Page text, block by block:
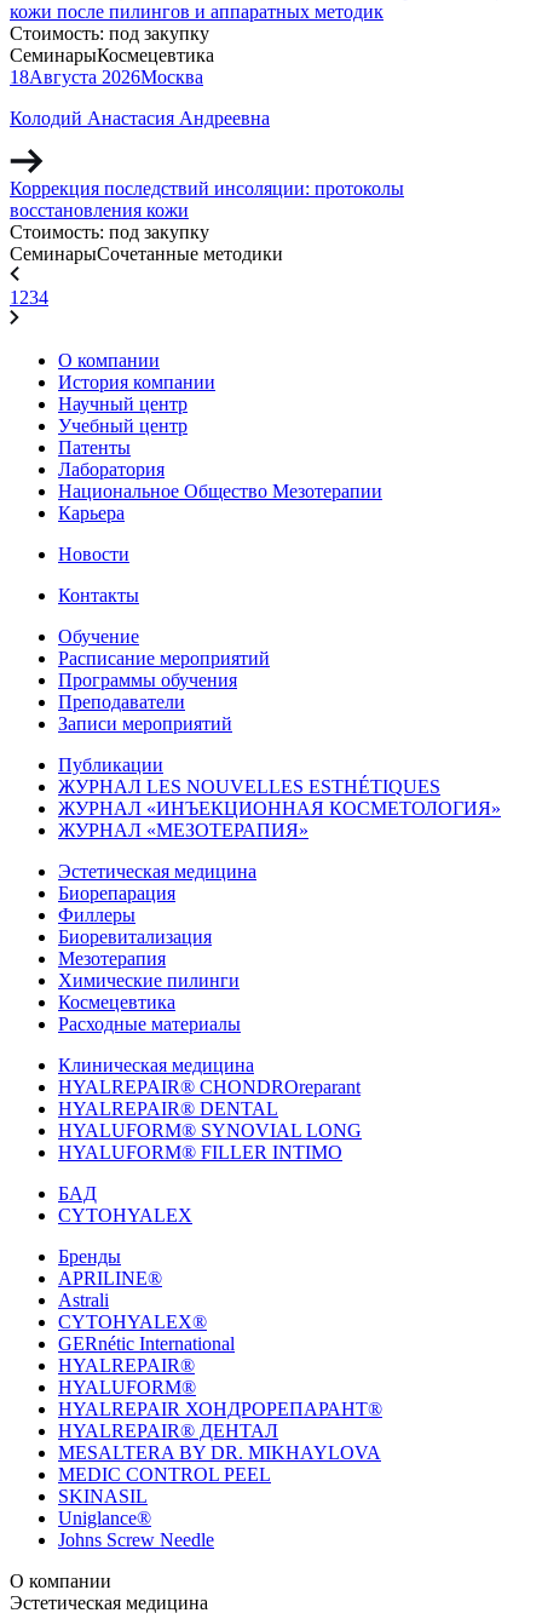
кожи после пилингов и аппаратных методик
Стоимость: под закупку
СеминарыКосмецевтика
18Августа 2026Москва
Колодий Анастасия Андреевна
Коррекция последствий инсоляции: протоколы
восстановления кожи
Стоимость: под закупку
СеминарыСочетанные методики
1 234
О компании
История компании
Научный центр
Учебный центр
Патенты
Лаборатория
Национальное Общество Мезотерапии
Карьера
Новости
Контакты
Обучение
Расписание мероприятий
Программы обучения
Преподаватели
Записи мероприятий
Публикации
ЖУРНАЛ LES NOUVELLES ESTHÉTIQUES
ЖУРНАЛ «ИНЪЕКЦИОННАЯ КОСМЕТОЛОГИЯ»
ЖУРНАЛ «МЕЗОТЕРАПИЯ»
Эстетическая медицина
Биорепарация
Филлеры
Биоревитализация
Мезотерапия
Химические пилинги
Космецевтика
Расходные материалы
Клиническая медицина
HYALREPAIR® CHONDROreparant
HYALREPAIR® DENTAL
HYALUFORM® SYNOVIAL LONG
HYALUFORM® FILLER INTIMO
БАД
CYTOHYALEX
Бренды
APRILINE®
Astrali
CYTOHYALEX®
GERnétic International
HYALREPAIR®
HYALUFORM®
HYALREPAIR ХОНДРОРЕПАРАНТ®
HYALREPAIR® ДЕНТАЛ
MESALTERA BY DR. MIKHAYLOVA
MEDIC CONTROL PEEL
SKINASIL
Uniglance®
Johns Screw Needle
О компании
История компанииНаучный центр
Эстетическая медицина